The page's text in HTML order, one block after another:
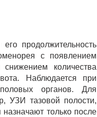
продолжительность
с появлением
количества
Наблюдается при
половых органов. Для
УЗИ тазовой полости,
только после